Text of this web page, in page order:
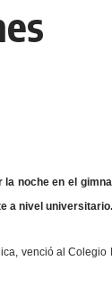
noche en el
a nivel universitario.
venció al